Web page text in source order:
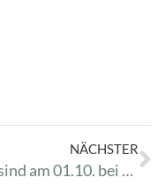
NÄCHSTER
Wir sind am 01.10. bei dm